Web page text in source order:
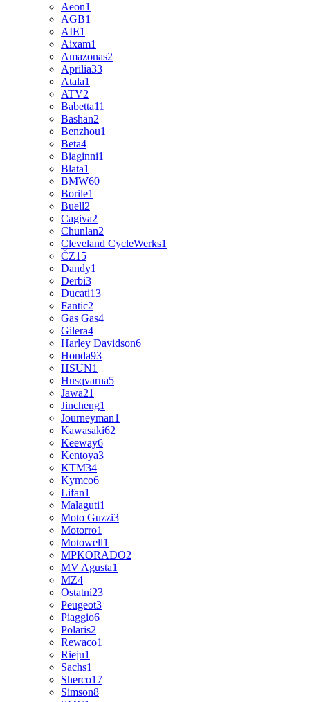
Aeon1
AGB1
AIE1
Aixam1
Amazonas2
Aprilia33
Atala1
ATV2
Babetta11
Bashan2
Benzhou1
Beta4
Biaginni1
Blata1
BMW60
Borile1
Buell2
Cagiva2
Chunlan2
Cleveland CycleWerks1
ČZ15
Dandy1
Derbi3
Ducati13
Fantic2
Gas Gas4
Gilera4
Harley Davidson6
Honda93
HSUN1
Husqvarna5
Jawa21
Jincheng1
Journeyman1
Kawasaki62
Keeway6
Kentoya3
KTM34
Kymco6
Lifan1
Malaguti1
Moto Guzzi3
Motorro1
Motowell1
MPKORADO2
MV Agusta1
MZ4
Ostatní23
Peugeot3
Piaggio6
Polaris2
Rewaco1
Rieju1
Sachs1
Sherco17
Simson8